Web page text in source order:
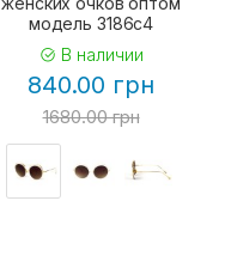
модель 3186c4
В наличии
840.00 грн
1680.00 грн